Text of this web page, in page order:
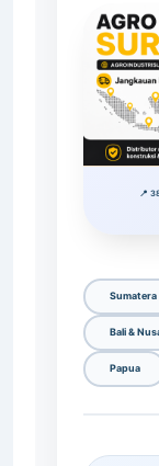
📍
Sumatera
Bali &
Papua